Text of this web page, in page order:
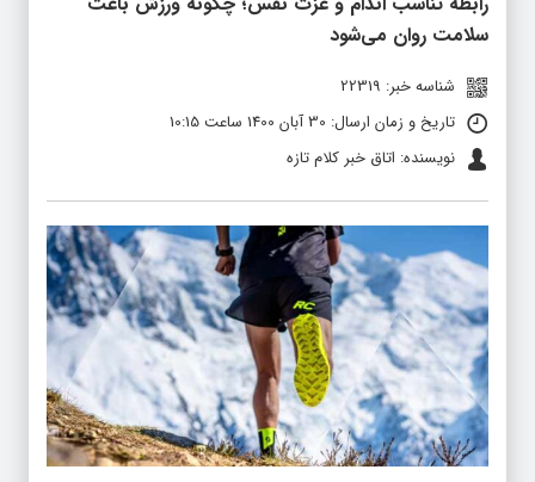
سلامت روان می‌شود
شناسه خبر: 22319
تاریخ و زمان ارسال: 30 آبان 1400 ساعت 10:15
نویسنده: اتاق خبر کلام تازه